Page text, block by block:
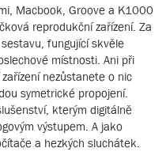
Macbook, Groove a K1000
reprodukční zařízení. Za
fungující skvěle
místnosti. Ani při
nezůstanete o nic
symetrické propojení.
kterým digitálně
výstupem. A jako
a hezkých sluchátek.